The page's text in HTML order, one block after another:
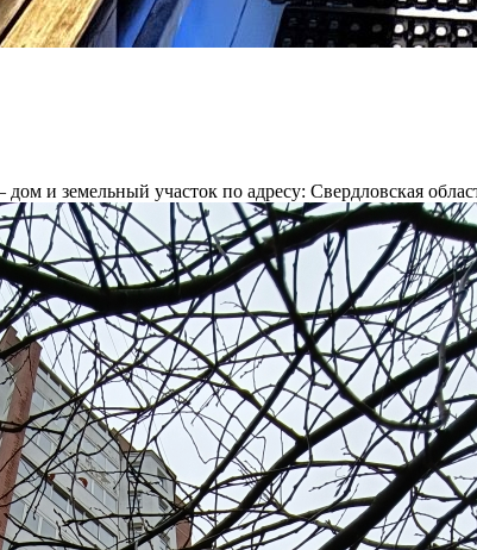
дом и земельный участок по адресу: Свердловская